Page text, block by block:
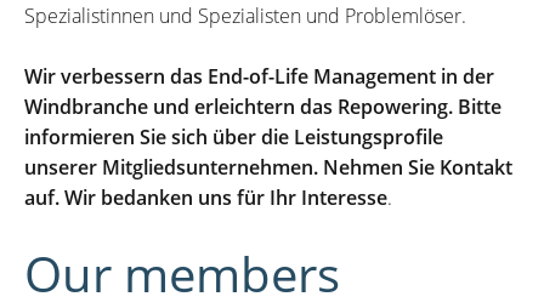
Spezialistinnen und Spezialisten und Problemlöser.
Wir verbessern das End-of-Life Management in der
Windbranche und erleichtern das Repowering. Bitte
informieren Sie sich über die Leistungsprofile
unserer Mitgliedsunternehmen. Nehmen Sie Kontakt
auf. Wir bedanken uns für Ihr Interesse.
Our members